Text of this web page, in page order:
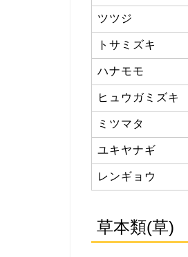
ツツジ
トサミズキ
ハナモモ
ヒュウガミズキ
ミツマタ
ユキヤナギ
レンギョウ
草本類(草)